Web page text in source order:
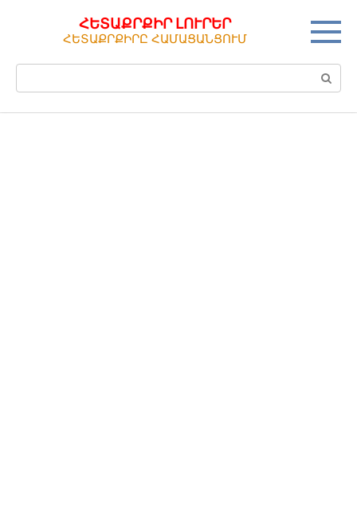
ՀԵՏԱՔՐՔԻՐ ԼՈՒՐԵՐ
ՀԵՏԱՔՐՔԻՐԸ ՀԱՄԱՑԱՆՑՈՒՄ
Поиск: